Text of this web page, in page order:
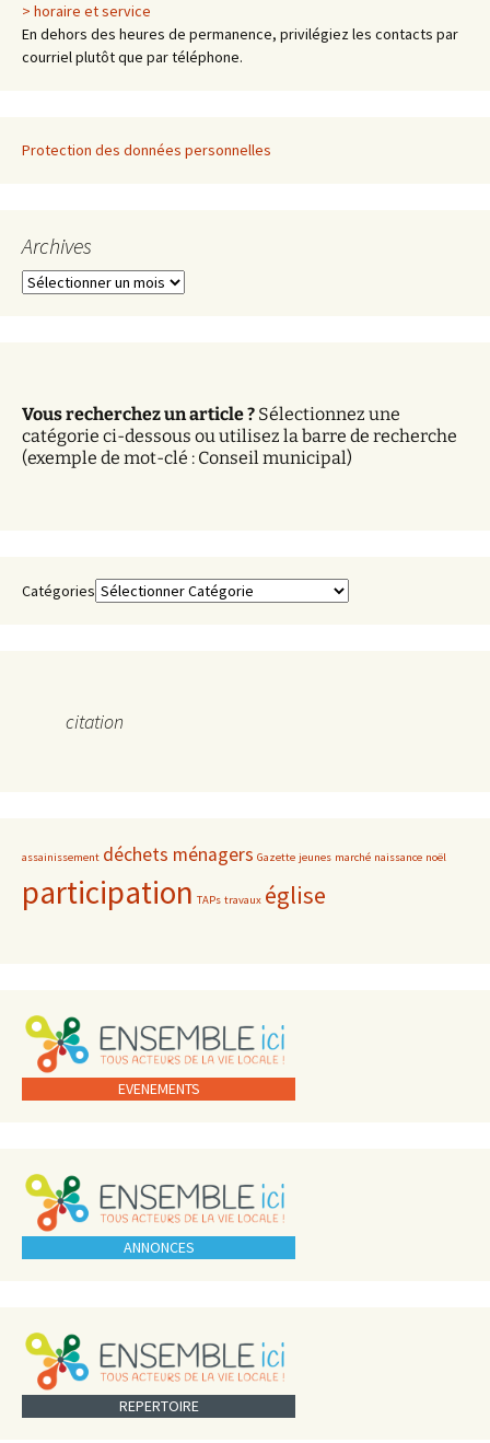
> horaire et service
En dehors des heures de permanence, privilégiez les contacts par
courriel plutôt que par téléphone.
Protection des données personnelles
Archives
A
e
s
Vous recherchez un article ? Sélectionnez une
catégorie ci-dessous ou utilisez la barre de recherche
(exemple de mot-clé : Conseil municipal)
Catégories
citation
assainissement déchets ménagers Gazette jeunes marché naissance noël
participation TAPs travaux église
EVENEMENTS
ANNONCES
REPERTOIRE